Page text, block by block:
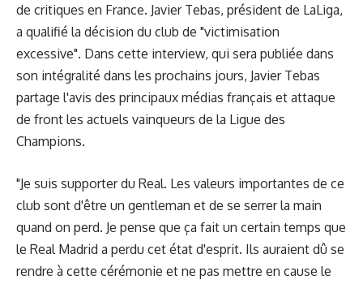
de critiques en France. Javier Tebas, président de LaLiga,
a qualifié la décision du club de "victimisation
excessive". Dans cette interview, qui sera publiée dans
son intégralité dans les prochains jours, Javier Tebas
partage l'avis des principaux médias français et attaque
de front les actuels vainqueurs de la Ligue des
Champions.
"Je suis supporter du Real. Les valeurs importantes de ce
club sont d'être un gentleman et de se serrer la main
quand on perd. Je pense que ça fait un certain temps que
le Real Madrid a perdu cet état d'esprit. Ils auraient dû se
rendre à cette cérémonie et ne pas mettre en cause le